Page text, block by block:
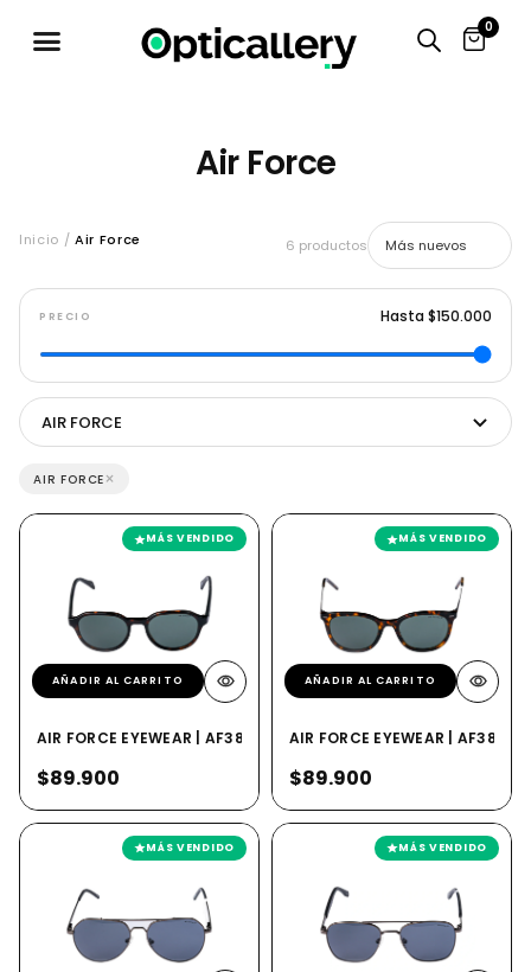
0
Air Force
Inicio / Air Force 6 productos
PRECIO Hasta $150.000
AIR FORCE
AIR FORCE ×
MÁS VENDIDO
AÑADIR AL CARRITO
AIR FORCE EYEWEAR | AF386 HAP
$89.900
MÁS VENDIDO
AÑADIR AL CARRITO
AIR FORCE EYEWEAR | AF383
$89.900
MÁS VENDIDO MÁS VENDIDO